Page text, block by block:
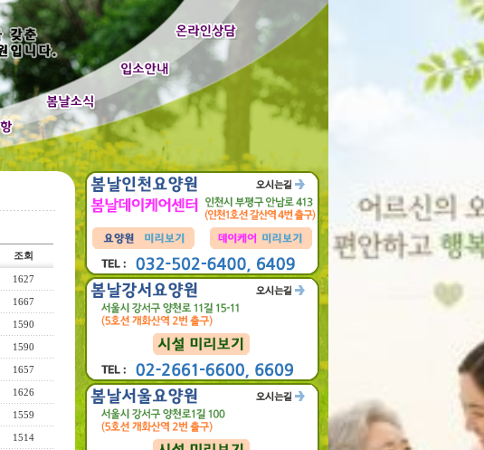
조회
1627
1667
1590
1590
1657
1626
1559
1514